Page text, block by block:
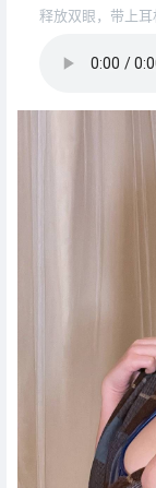
释放双眼，带上耳